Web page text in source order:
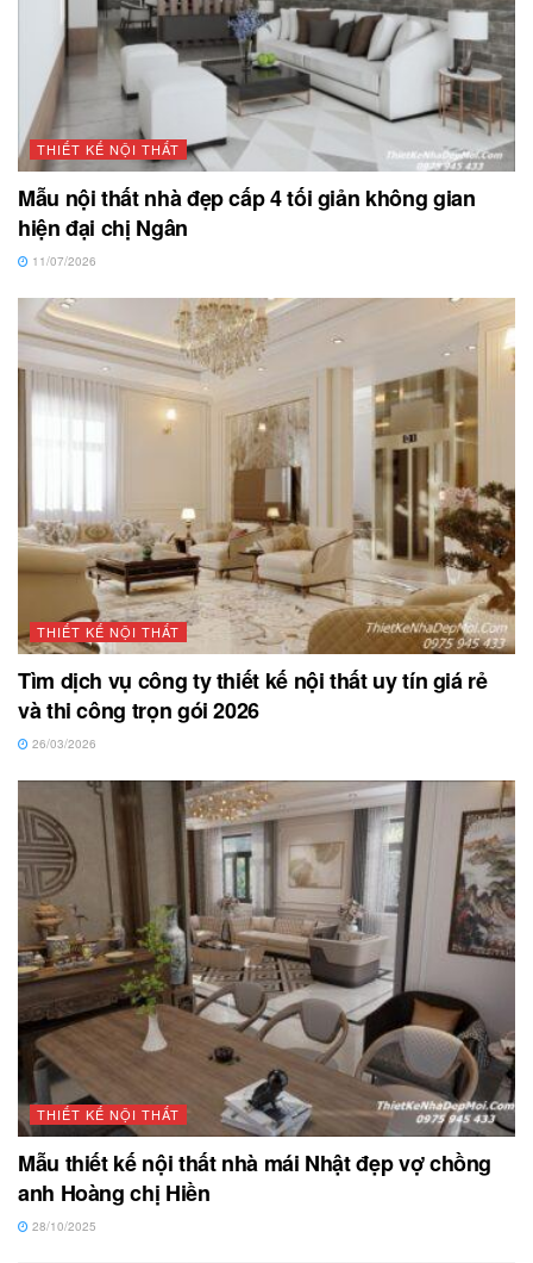
THIẾT KẾ NỘI THẤT
Mẫu nội thất nhà đẹp cấp 4 tối giản không gian
hiện đại chị Ngân
11/07/2026
THIẾT KẾ NỘI THẤT
Tìm dịch vụ công ty thiết kế nội thất uy tín giá rẻ
và thi công trọn gói 2026
26/03/2026
THIẾT KẾ NỘI THẤT
Mẫu thiết kế nội thất nhà mái Nhật đẹp vợ chồng
anh Hoàng chị Hiền
28/10/2025